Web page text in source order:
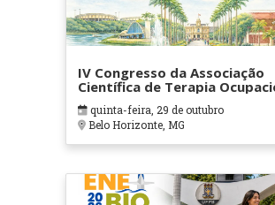
IV Congresso da Associação
Científica de Terapia
em Contextos Hospitalares e
Cuidados Paliativos -
quinta-feira, 29 de outubro
Belo Horizonte, MG